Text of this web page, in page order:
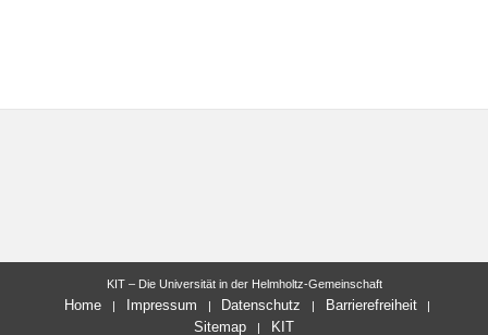
KIT – Die Universität in der Helmholtz-Gemeinschaft
Home Impressum Datenschutz
Barrierefreiheit
Sitemap
KIT